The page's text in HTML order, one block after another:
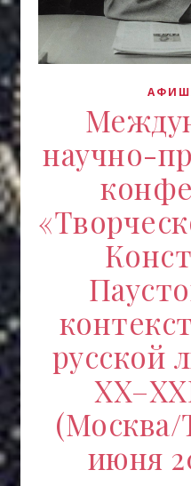
научно-
русской
(Москва/
июня